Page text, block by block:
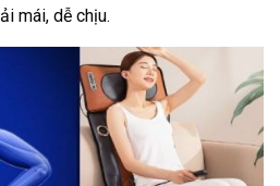
mái, dễ chịu.